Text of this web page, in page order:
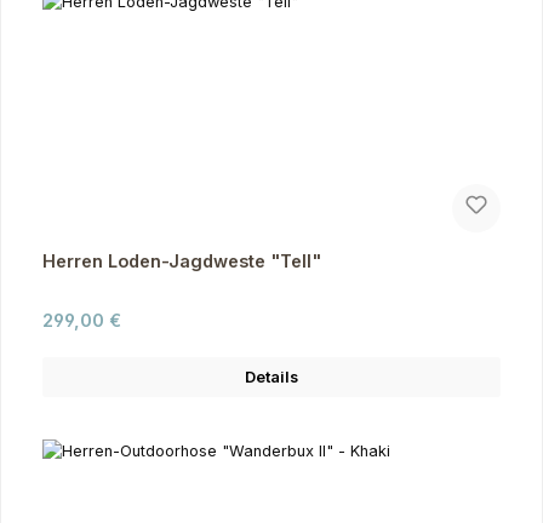
Herren Loden-Jagdweste "Tell"
Regulärer Preis:
299,00 €
Details